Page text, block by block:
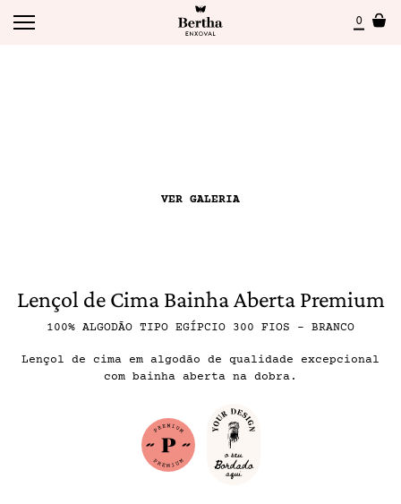
0
VER GALERIA
Lençol de Cima Bainha Aberta Premium
100% ALGODÃO TIPO EGÍPCIO 300 FIOS – BRANCO
Lençol de cima em algodão de qualidade excepcional
com bainha aberta na dobra.